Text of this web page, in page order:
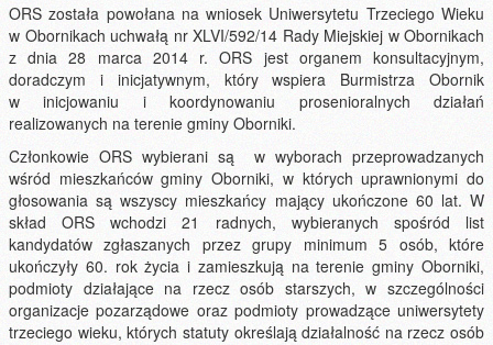
ORS została powołana na wniosek Uniwersytetu Trzeciego Wieku
w Obornikach uchwałą nr XLVI/592/14 Rady Miejskiej w Obornikach
z dnia 28 marca 2014 r. ORS jest organem konsultacyjnym,
doradczym i inicjatywnym, który wspiera Burmistrza Obornik
w inicjowaniu i koordynowaniu prosenioralnych działań
realizowanych na terenie gminy Oborniki.
Członkowie ORS wybierani są w wyborach przeprowadzanych
wśród mieszkańców gminy Oborniki, w których uprawnionymi do
głosowania są wszyscy mieszkańcy mający ukończone 60 lat. W
skład ORS wchodzi 21 radnych, wybieranych spośród list
kandydatów zgłaszanych przez grupy minimum 5 osób, które
ukończyły 60. rok życia i zamieszkują na terenie gminy Oborniki,
podmioty działające na rzecz osób starszych, w szczególności
organizacje pozarządowe oraz podmioty prowadzące uniwersytety
trzeciego wieku, których statuty określają działalność na rzecz osób